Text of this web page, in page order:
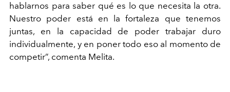
hablarnos para saber qué es lo que necesita la otra.
Nuestro poder está en la fortaleza que tenemos
juntas, en la capacidad de poder trabajar duro
individualmente, y en poner todo eso al momento de
competir”, comenta Melita.